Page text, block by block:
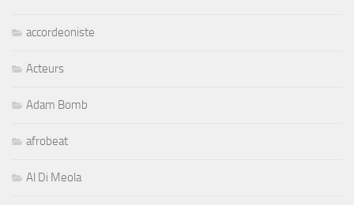
accordeoniste
Acteurs
Adam Bomb
afrobeat
Al Di Meola